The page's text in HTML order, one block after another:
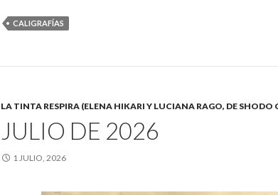
CALIGRAFÍAS
LA TINTA RESPIRA (ELENA HIKARI Y LUCIANA RAGO, DE SHODO
JULIO DE 2026
1 JULIO, 2026